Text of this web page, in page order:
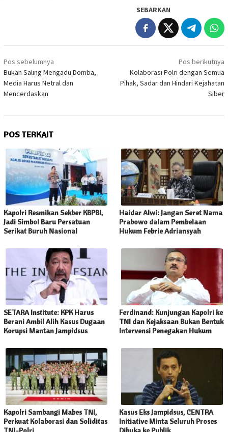
SEBARKAN
Navigasi
pos
Pos sebelumnya
Bukan Saling Mengadu Domba,
Media Harus Netral dan
Mencerdaskan
Pos berikutnya
Kolaborasi Polri dengan Semua
Pihak, Sadar dan Hindari Kejahatan
Siber
POS TERKAIT
Kapolri Resmikan Sekber KBPBI,
Jadi Simbol Baru Persatuan
Serikat Buruh Nasional
Haidar Alwi: Jangan Seret Nama
Prabowo dalam Pembelaan
Hukum Febrie Adriansyah
SETARA Institute: KPK Harus
Berani Ambil Alih Kasus Dugaan
Korupsi Mantan Jampidsus
Ferdinand: Kunjungan Kapolri ke
TNI dan Kejaksaan Bukan Bentuk
Intervensi Penegakan Hukum
Kapolri Sambangi Mabes TNI,
Perkuat Kolaborasi dan Soliditas
Kasus Eks Jampidsus, CENTRA
Initiative Minta Seluruh Proses